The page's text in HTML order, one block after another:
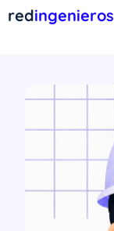
redingenieros